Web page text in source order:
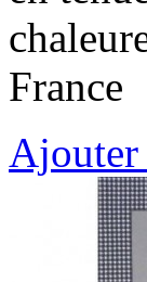
France
Ajouter